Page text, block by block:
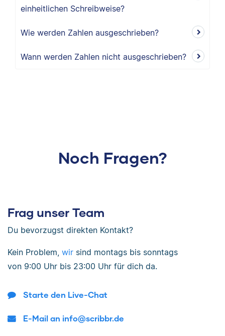
einheitlichen Schreibweise?
Wie werden Zahlen ausgeschrieben?
Wann werden Zahlen nicht ausgeschrieben?
Noch Fragen?
Frag unser Team
Du bevorzugst direkten Kontakt?
Kein Problem, wir sind montags bis sonntags
von 9:00 Uhr bis 23:00 Uhr für dich da.
Starte den Live-Chat
E-Mail an info@scribbr.de